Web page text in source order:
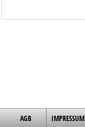
AGB IMPRESSUM